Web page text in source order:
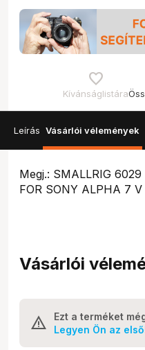
Kívánságlistára
Leírás Vásárlói vélemények
Megj.: SMALLRIG
FOR SONY ALPHA 7
Vásárlói
Ezt a terméket
Legyen Ön az